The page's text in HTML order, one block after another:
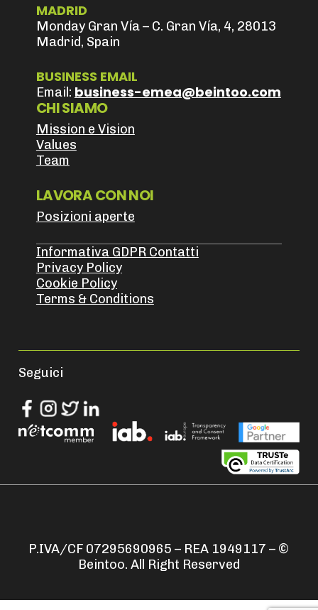
MADRID
Monday Gran Vía – C. Gran Vía, 4, 28013
Madrid, Spain
BUSINESS EMAIL
Email: business-emea@beintoo.com
CHI SIAMO
Mission e Vision
Values
Team
LAVORA CON NOI
Posizioni aperte
Informativa GDPR Contatti
Privacy Policy
Cookie Policy
Terms & Conditions
Seguici
P.IVA/CF 07295690965 – REA 1949117 – ©
Beintoo. All Right Reserved